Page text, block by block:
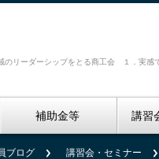
リーダーシップをとる商工会 １．実感
補助金等 講習
ブログ 講習会・セミナー